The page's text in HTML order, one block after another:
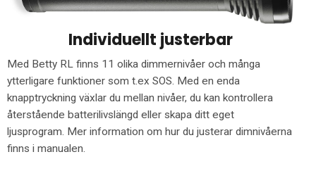
Individuellt justerbar
Med Betty RL finns 11 olika dimmernivåer och många
ytterligare funktioner som t.ex SOS. Med en enda
knapptryckning växlar du mellan nivåer, du kan kontrollera
återstående batterilivslängd eller skapa ditt eget
ljusprogram. Mer information om hur du justerar dimnivåerna
finns i manualen.